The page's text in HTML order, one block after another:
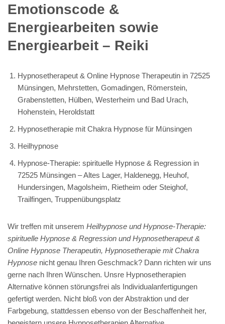
Emotionscode &
Energiearbeiten sowie
Energiearbeit – Reiki
Hypnosetherapeut & Online Hypnose Therapeutin in 72525
Münsingen, Mehrstetten, Gomadingen, Römerstein,
Grabenstetten, Hülben, Westerheim und Bad Urach,
Hohenstein, Heroldstatt
Hypnosetherapie mit Chakra Hypnose für Münsingen
Heilhypnose
Hypnose-Therapie: spirituelle Hypnose & Regression in
72525 Münsingen – Altes Lager, Haldenegg, Heuhof,
Hundersingen, Magolsheim, Rietheim oder Steighof,
Trailfingen, Truppenübungsplatz
Wir treffen mit unserem Heilhypnose und Hypnose-Therapie:
spirituelle Hypnose & Regression und Hypnosetherapeut &
Online Hypnose Therapeutin, Hypnosetherapie mit Chakra
Hypnose nicht genau Ihren Geschmack? Dann richten wir uns
gerne nach Ihren Wünschen. Unsre Hypnosetherapien
Alternative können störungsfrei als Individualanfertigungen
gefertigt werden. Nicht bloß von der Abstraktion und der
Farbgebung, stattdessen ebenso von der Beschaffenheit her,